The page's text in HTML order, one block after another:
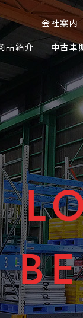
会社案内
品紹介 中古車